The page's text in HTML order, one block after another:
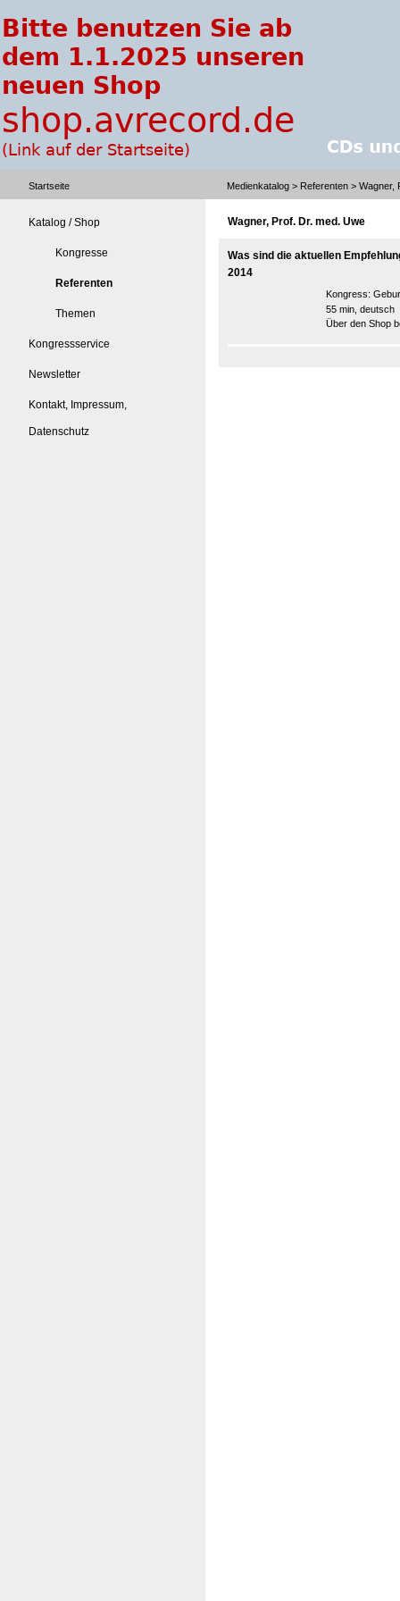
Startseite Medienkatalog > Referenten > Wagner,
Katalog / Shop
Kongresse
Referenten
Themen
Kongressservice
Newsletter
Kontakt, Impressum,
Datenschutz
Wagner, Prof. Dr. med. Uwe
Was sind die aktuellen
2014
Kongress:
55 min, deutsch
Über den Shop